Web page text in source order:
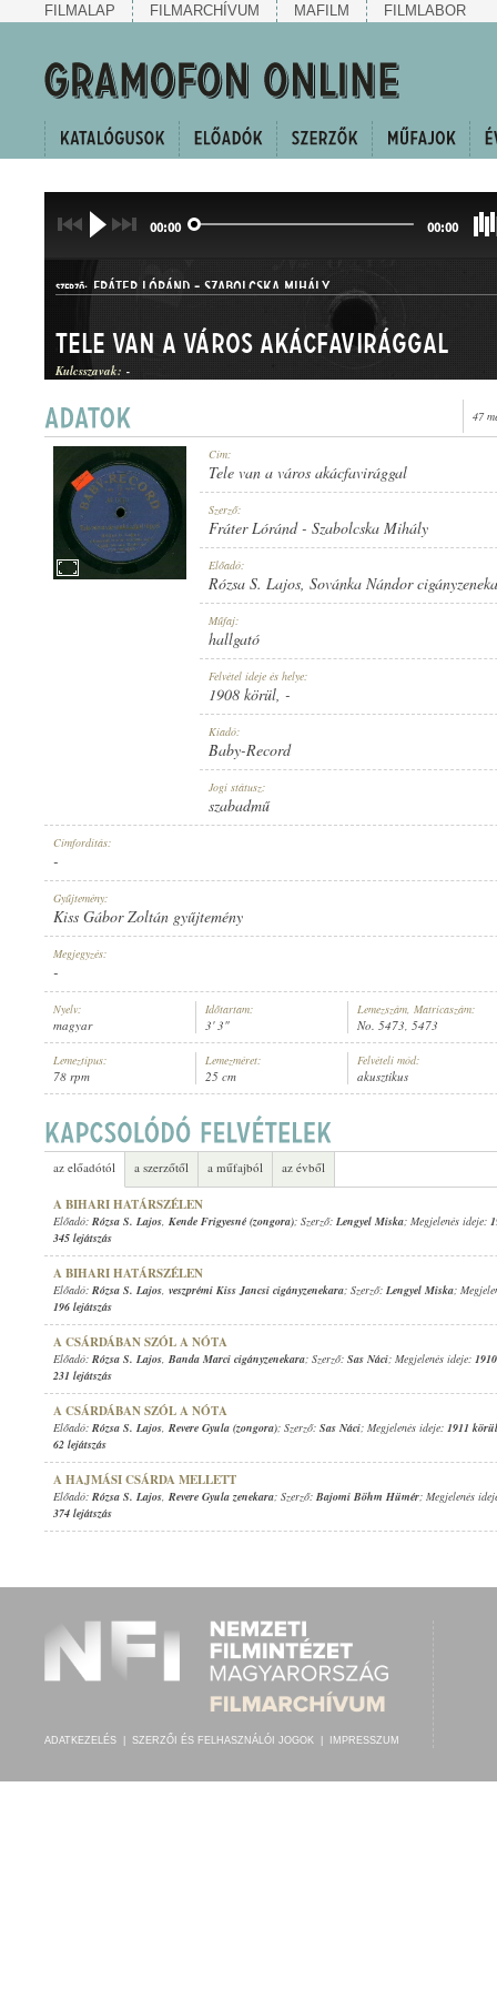
FILMALAP FILMARCHÍVUM MAFILM FILMLABOR
00:00 00:00
RÓZSA S. LAJOS SOVÁNKA NÁNDOR CIGÁNYZENEKARA
SZERZŐ: FRÁTER LÓRÁND - SZABOLCSKA MIHÁLY
1908 KÖRÜL
LEMEZSZÁM:
Tele van a város akácfavirággal
Kulcsszavak: -
47
Cím:
Tele van a város akácfavirággal
Szerző:
Fráter Lóránd- Szabolcska Mihály
Előadó:
Rózsa S. Lajos, Sovánka Nándor
Műfaj:
hallgató
Felvétel ideje és helye:
1908 körül, -
Kiadó:
Baby-Record
Jogi státusz:
szabadmű
Címfordítás:
-
Gyűjtemény:
Kiss Gábor Zoltán gyűjtemény
Megjegyzés:
-
Nyelv:
magyar
Időtartam:
3' 3"
Lemezszám, Matricaszám:
No. 5473, 5473
Lemeztípus:
78 rpm
Lemezméret:
25 cm
Felvételi mód:
akusztikus
az előadótól a szerzőtől a műfajból az évből
A BIHARI HATÁRSZÉLEN
Előadó: Rózsa S. Lajos, Kende Frigyesné (zongora); Szerző: Lengyel Miska; Megjelenés ideje:
345 lejátszás
A BIHARI HATÁRSZÉLEN
Előadó: Rózsa S. Lajos, veszprémi Kiss Jancsi cigányzenekara; Szerző: Lengyel Miska;
196 lejátszás
A CSÁRDÁBAN SZÓL A NÓTA
Előadó: Rózsa S. Lajos, Banda Marci cigányzenekara; Szerző: Sas Náci; Megjelenés ideje:
231 lejátszás
A CSÁRDÁBAN SZÓL A NÓTA
Előadó: Rózsa S. Lajos, Revere Gyula (zongora); Szerző: Sas Náci; Megjelenés ideje: 1911 körül
62 lejátszás
A HAJMÁSI CSÁRDA MELLETT
Előadó: Rózsa S. Lajos, Revere Gyula zenekara; Szerző: Bajomi Böhm Hümér; Megjelenés
374 lejátszás
ADATKEZELÉS SZERZŐI ÉS FELHASZNÁLÓI JOGOK IMPRESSZUM